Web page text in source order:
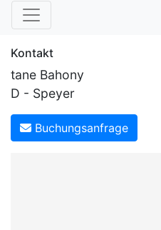
Kontakt
tane Bahony
D - Speyer
Buchungsanfrage